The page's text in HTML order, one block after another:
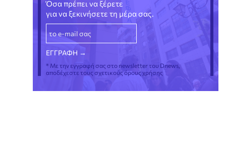
Όσα πρέπει να ξέρετε
για να ξεκινήσετε τη μέρα σας.
* Με την εγγραφή σας στο newsletter του Dnews,
αποδέχεστε τους σχετικούς όρους χρήσης